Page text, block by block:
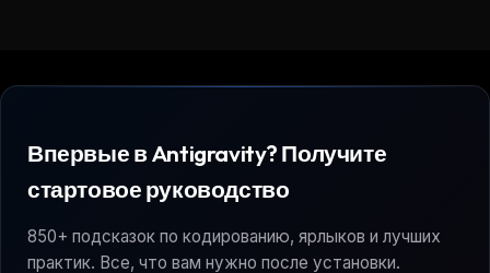
Впервые в Antigravity? Получите
стартовое руководство
850+ подсказок по кодированию, ярлыков и лучших
практик. Все, что вам нужно после установки.